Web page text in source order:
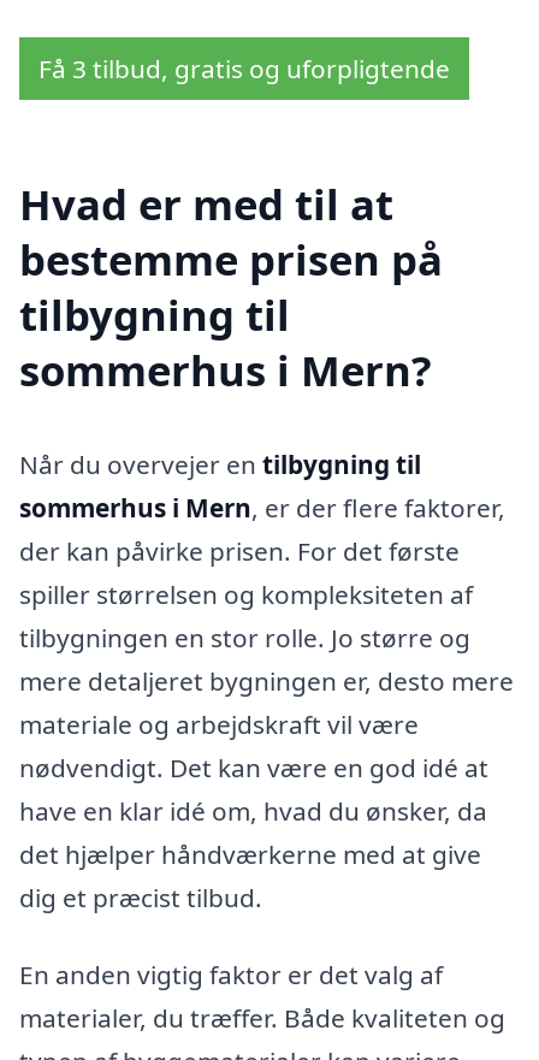
Få 3 tilbud, gratis og uforpligtende
Hvad er med til at
bestemme prisen på
tilbygning til
sommerhus i Mern?
Når du overvejer en tilbygning til
sommerhus i Mern, er der flere faktorer,
der kan påvirke prisen. For det første
spiller størrelsen og kompleksiteten af
tilbygningen en stor rolle. Jo større og
mere detaljeret bygningen er, desto mere
materiale og arbejdskraft vil være
nødvendigt. Det kan være en god idé at
have en klar idé om, hvad du ønsker, da
det hjælper håndværkerne med at give
dig et præcist tilbud.
En anden vigtig faktor er det valg af
materialer, du træffer. Både kvaliteten og